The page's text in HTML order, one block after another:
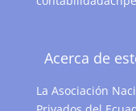
Acerca de
La Asociación